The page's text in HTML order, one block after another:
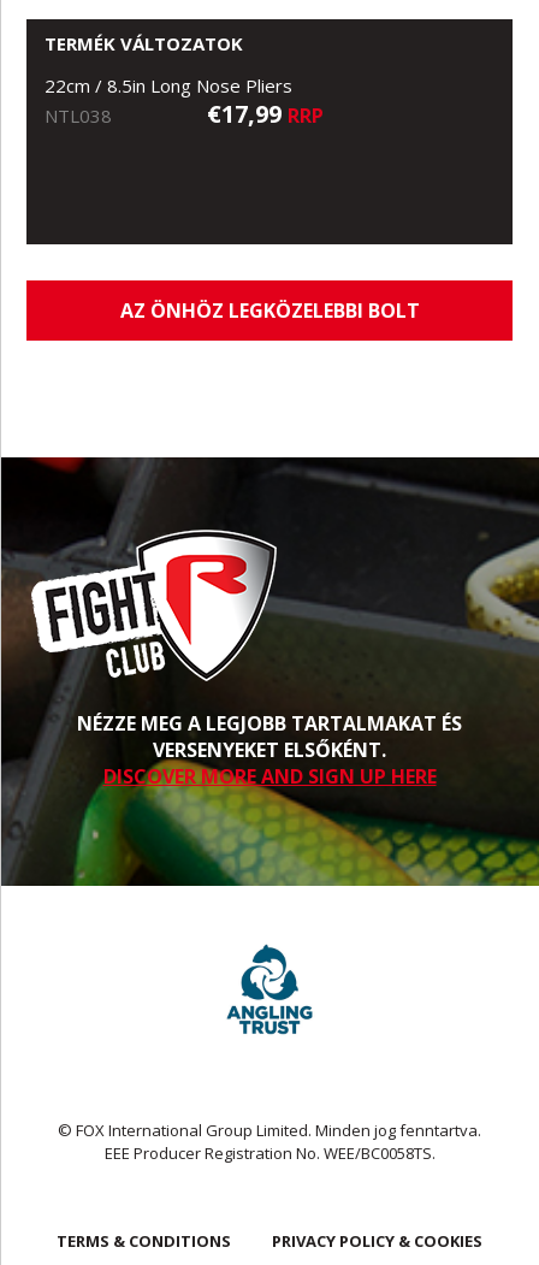
TERMÉK VÁLTOZATOK
22cm / 8.5in Long Nose Pliers
NTL038
€17,99 RRP
AZ ÖNHÖZ LEGKÖZELEBBI BOLT
NÉZZE MEG A LEGJOBB TARTALMAKAT ÉS
VERSENYEKET ELSŐKÉNT.
DISCOVER MORE AND SIGN UP HERE
© FOX International Group Limited. Minden jog fenntartva.
EEE Producer Registration No. WEE/BC0058TS.
TERMS & CONDITIONS PRIVACY POLICY & COOKIES